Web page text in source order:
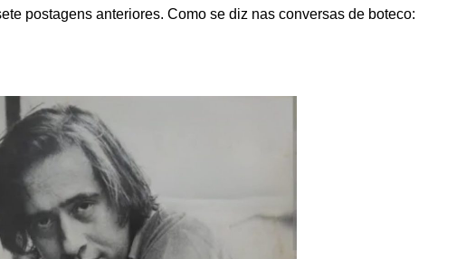
postagens anteriores. Como se diz nas conversas de boteco: